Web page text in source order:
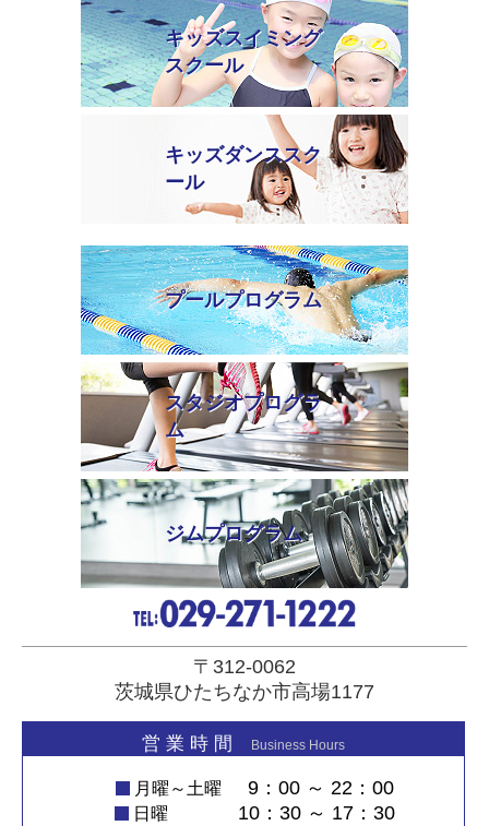
キッズスイミング
スクール
キッズダンススク
ール
プールプログラム
スタジオプログラ
ム
ジムプログラム
〒312-0062
茨城県ひたちなか市高場1177
営 業 時 間 Business Hours
月曜～土曜 9：00 ～ 22：00
日曜 10：30 ～ 17：30